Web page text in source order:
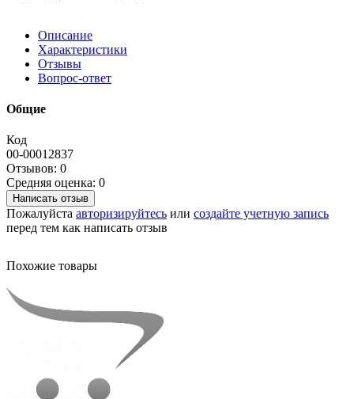
Описание
Характеристики
Отзывы
Вопрос-ответ
Общие
Код
00-00012837
Отзывов: 0
Средняя оценка: 0
Написать отзыв
Пожалуйста авторизируйтесь или создайте учетную запись
перед тем как написать отзыв
Похожие товары